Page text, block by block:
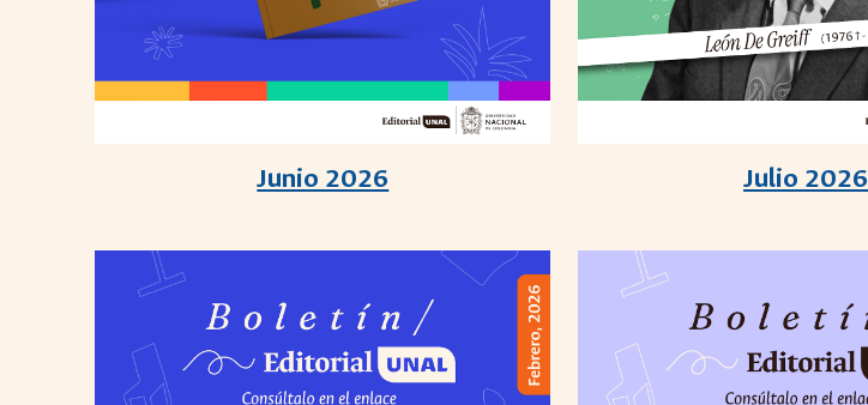
Junio 2026 Julio 2026